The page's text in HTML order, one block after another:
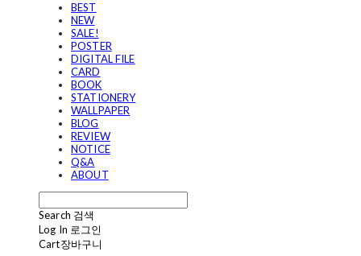
BEST
NEW
SALE!
POSTER
DIGITAL FILE
CARD
BOOK
STATIONERY
WALLPAPER
BLOG
REVIEW
NOTICE
Q&A
ABOUT
Search 검색
Log In 로그인
Cart장바구니